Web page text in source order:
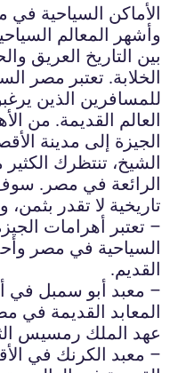
الأماكن السياحية
وأشهر المعالم
بين التاريخ العريق
الخلابة. تعتبر مصر
للمسافرين الذين
العالم القديمة. من
الجيزة إلى مدينة
الشيخ، تنتظرك
الرائعة في مصر.
تاريخية لا تقدر
– تعتبر أهرامات
السياحية في مصر
القديم.
– معبد أبو سمبل في
المعابد القديمة في
عهد الملك رمسيس
– معبد الكرنك في